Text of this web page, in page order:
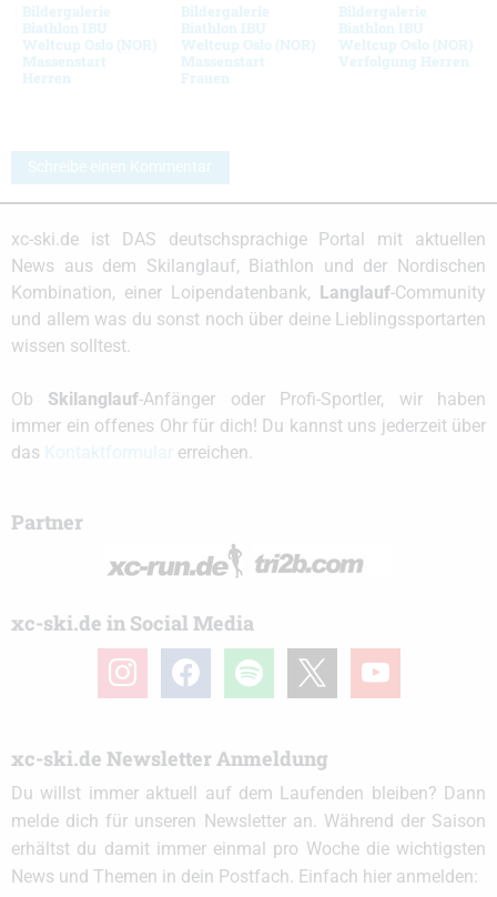
Bildergalerie
Biathlon IBU
Weltcup Oslo (NOR)
Massenstart
Herren
Bildergalerie
Biathlon IBU
Weltcup Oslo (NOR)
Massenstart
Frauen
Bildergalerie
Biathlon IBU
Weltcup Oslo (NOR)
Verfolgung Herren
Schreibe einen Kommentar
xc-ski.de ist DAS deutschsprachige Portal mit aktuellen
News aus dem Skilanglauf, Biathlon und der Nordischen
Kombination, einer Loipendatenbank,
Langlauf-Community
und allem was du sonst noch über deine Lieblingssportarten
wissen solltest.
Ob Skilanglauf-Anfänger oder Profi-Sportler, wir haben
immer ein offenes Ohr für dich! Du kannst uns jederzeit über
das
erreichen.
Partner
xc-ski.de in Social Media
instagramfacebook spotify youtube
xc-ski.de Newsletter Anmeldung
Du willst immer aktuell auf dem Laufenden bleiben? Dann
melde dich für unseren Newsletter an. Während der Saison
erhältst du damit immer einmal pro Woche die wichtigsten
News und Themen in dein Postfach. Einfach hier anmelden: